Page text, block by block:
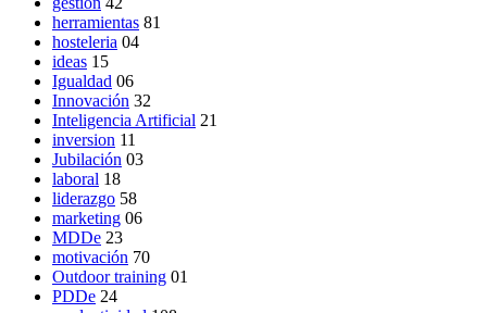
herramientas 81
hosteleria 04
ideas 15
Igualdad 06
Innovación 32
Inteligencia Artificial 21
inversion 11
Jubilación 03
laboral 18
liderazgo 58
marketing 06
MDDe 23
motivación 70
Outdoor training 01
PDDe 24